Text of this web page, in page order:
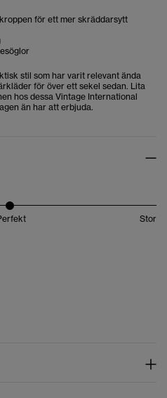
för ett mer skräddarsytt
stil som har varit relevant ända
för över ett sekel sedan. Lita
hos dessa Vintage International
än har att erbjuda.
Stor